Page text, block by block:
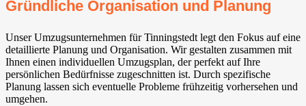
Gründliche Organisation und Planung
Unser Umzugsunternehmen für Tinningstedt legt den Fokus auf eine
detaillierte Planung und Organisation. Wir gestalten zusammen mit
Ihnen einen individuellen Umzugsplan, der perfekt auf Ihre
persönlichen Bedürfnisse zugeschnitten ist. Durch spezifische
Planung lassen sich eventuelle Probleme frühzeitig vorhersehen und
umgehen.